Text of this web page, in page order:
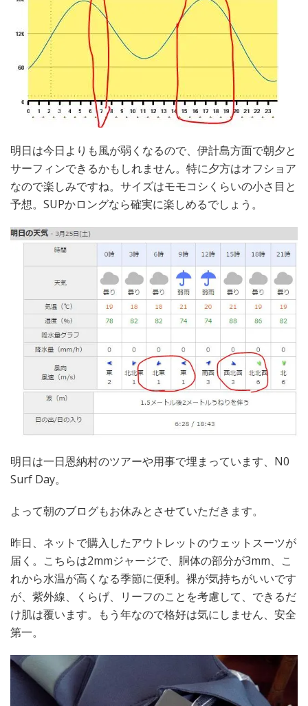
明日は今日よりも風が弱くなるので、伊計島方面で朝夕と
サーフィンできるかもしれません。特に夕方はオフショア
なので楽しみですね。サイズはモモコシくらいの小さ目と
予想。SUPかロングなら確実に楽しめるでしょう。
明日は一日恩納村のツアーや用事で埋まっています、N0
Surf Day。
よって朝のブログもお休みとさせていただきます。
昨日、ネットで購入したアウトレットのウェットスーツが
届く。こちらは2mmジャージで、胴体の部分が3mm、こ
れから水温が高くなる季節に便利。裸が気持ちがいいです
が、紫外線、くらげ、リーフのことを考慮して、できるだ
け肌は覆います。もう年なので格好は気にしません、安全
第一。